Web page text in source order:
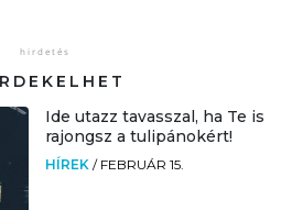
Ide utazz tavasszal, ha Te is
rajongsz a tulipánokért!
HÍREK / FEBRUÁR 15.